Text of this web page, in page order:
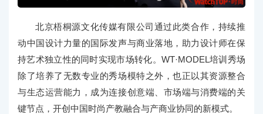
北京梧桐源文化传媒有限公司通过此类合作，持续推
动中国设计力量的国际发声与商业落地，助力设计师在保
持艺术独立性的同时实现市场转化。WT·MODEL培训秀场
除了培养了无数专业的秀场模特之外，也正以其资源整合
与生态运营能力，成为连接创意端、市场端与消费端的关
键节点，开创中国时尚产教融合与产商业协同的新模式。